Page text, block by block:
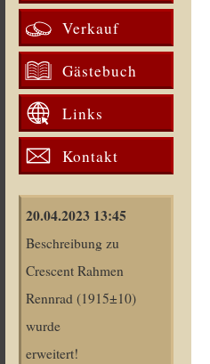
Verkauf
Gästebuch
Links
Kontakt
20.04.2023 13:45
Beschreibung zu
Crescent Rahmen
Rennrad (1915±10)
wurde
erweitert!